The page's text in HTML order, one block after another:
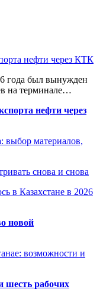
нефти через КТК
года был вынужден
на терминале…
нефти через
выбор материалов,
снова и снова
в Казахстане в 2026
новой
возможности и
шесть рабочих